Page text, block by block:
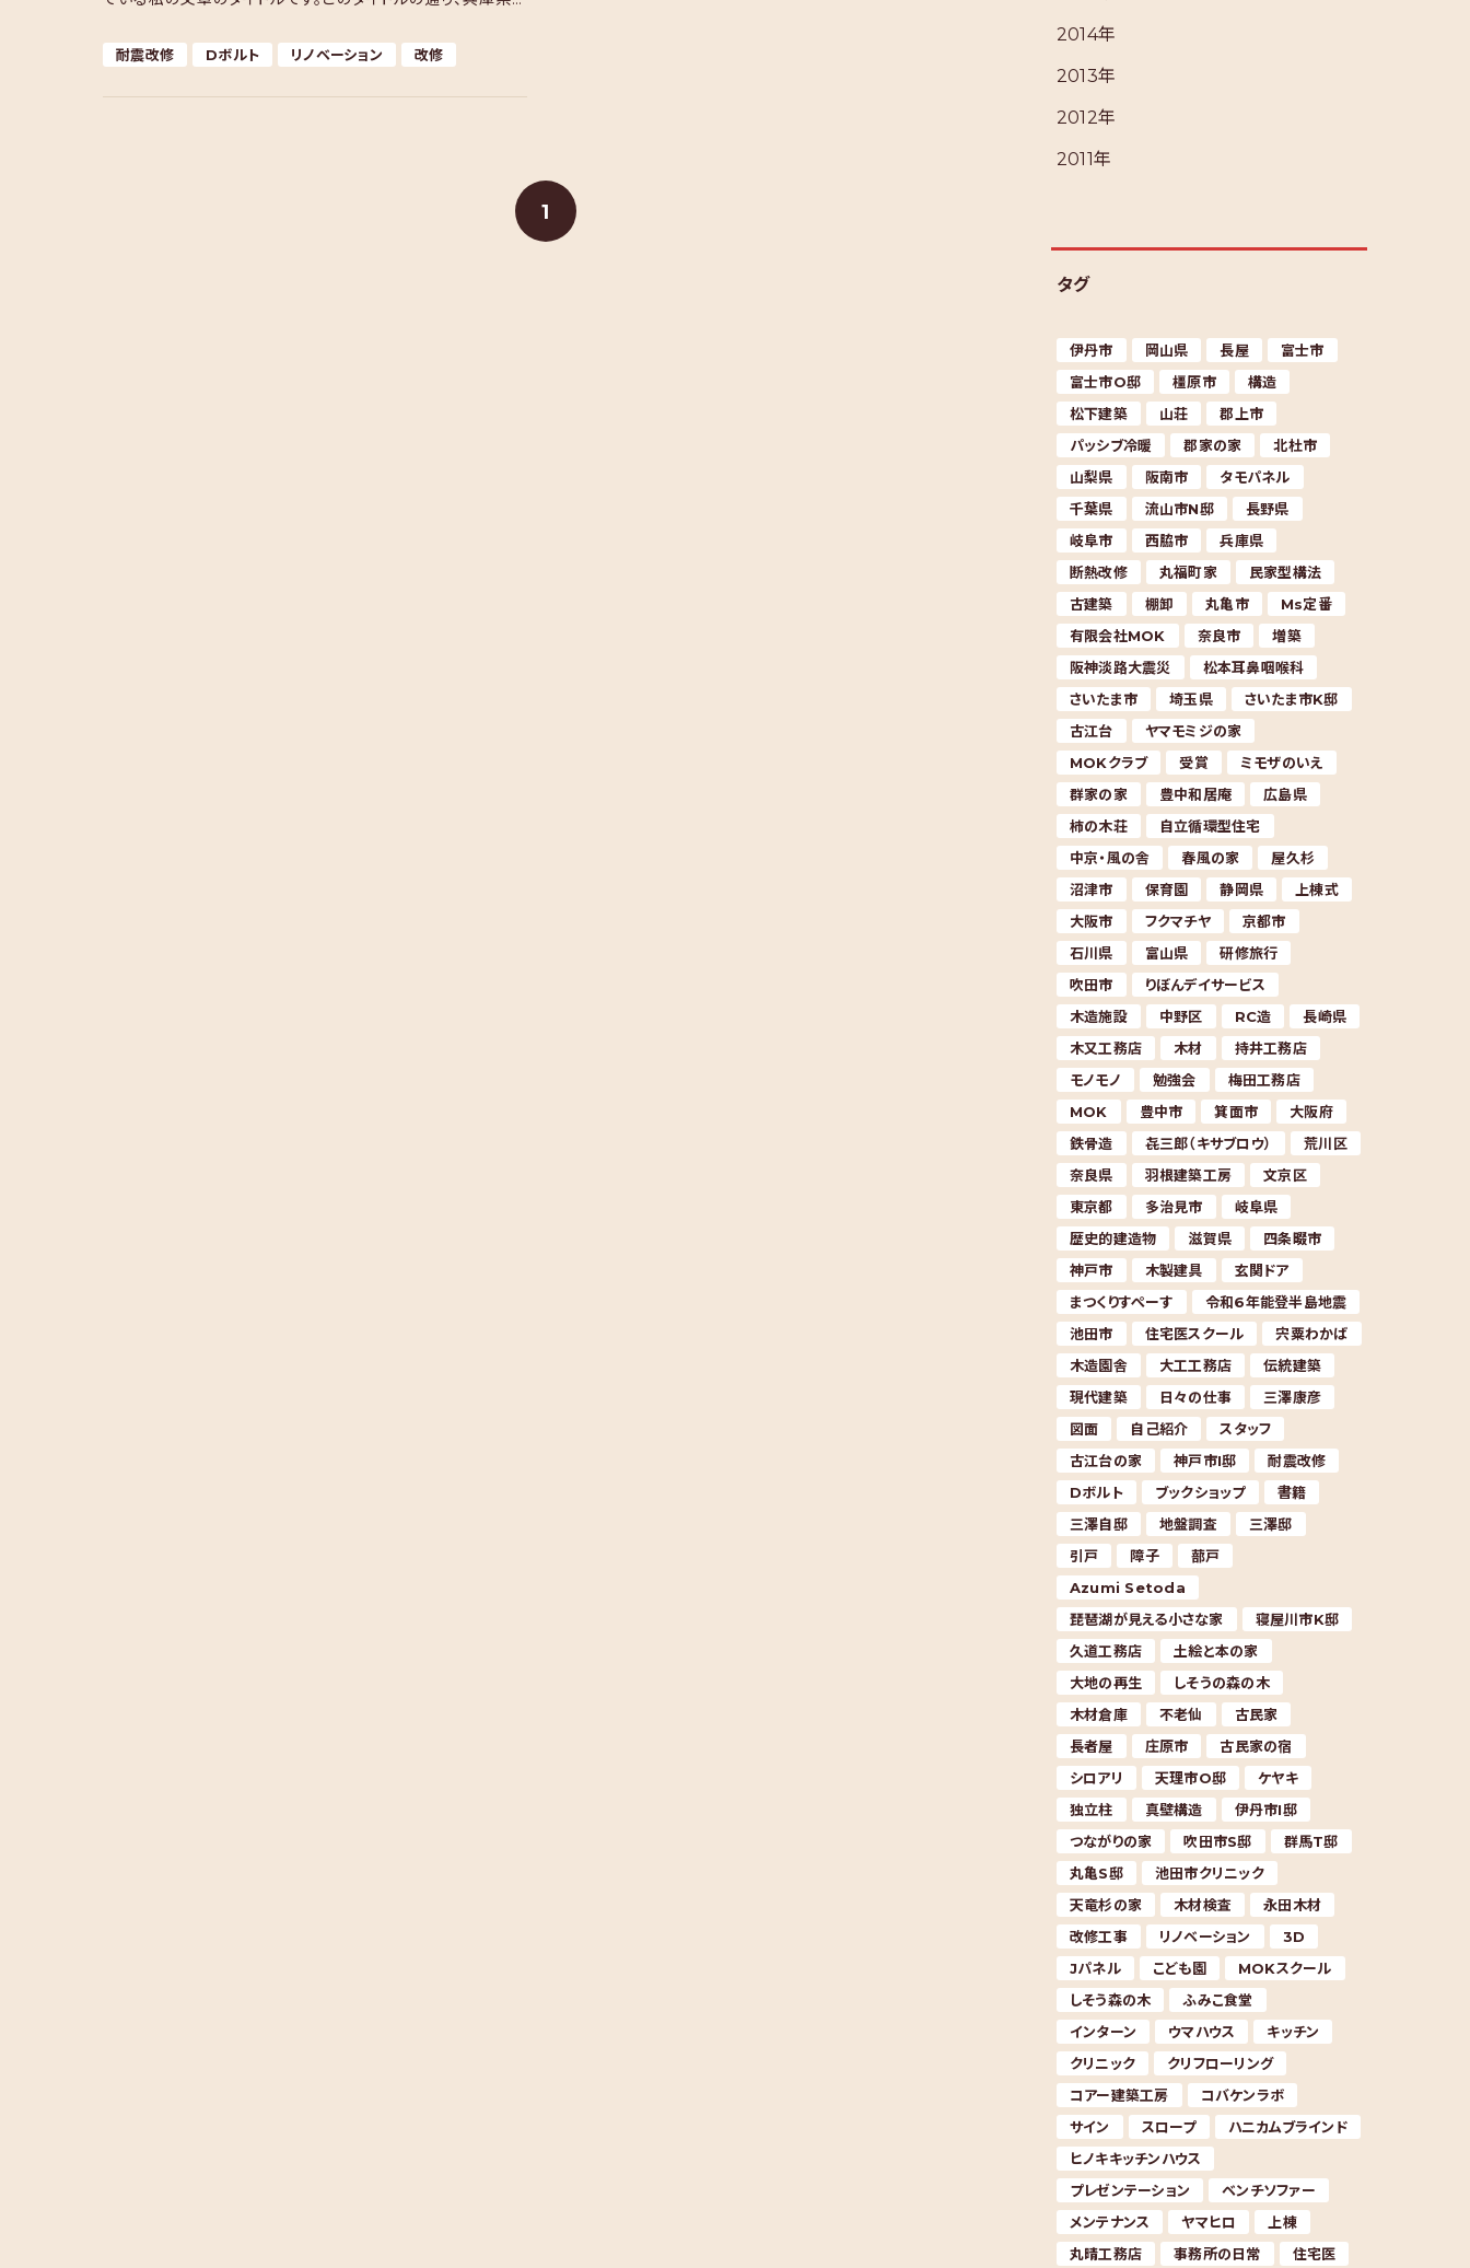
耐震改修 Dボルト リノベーション 改修
1
2014年
2013年
2012年
2011年
タグ
伊丹市 岡山県 長屋
富士市
富士市O邸
橿原市
構造
松下建築
山荘
郡上市
パッシブ冷暖
郡家の家
北杜市
山梨県
阪南市
タモパネル
千葉県
流山市N邸
長野県
岐阜市
西脇市
兵庫県
断熱改修
丸福町家
民家型構法
古建築
棚卸 丸亀市
Ms定番
有限会社MOK
奈良市
増築
阪神淡路大震災
松本耳鼻咽喉科
さいたま市
埼玉県
さいたま市K邸
古江台
ヤマモミジの家
MOKクラブ
受賞
ミモザのいえ
群家の家
豊中和居庵
広島県
柿の木荘
自立循環型住宅
中京・風の舎
春風の家
屋久杉
沼津市
保育園 静岡県
上棟式
大阪市
フクマチヤ
京都市
石川県
富山県
研修旅行
吹田市
りぼんデイサービス
木造施設
中野区 RC造
長崎県
木又工務店
木材
持井工務店
モノモノ
勉強会
梅田工務店
MOK
豊中市 箕面市
大阪府
鉄骨造
㐂三郎（キサブロウ）
荒川区
奈良県
羽根建築工房
文京区
東京都
多治見市
岐阜県
歴史的建造物
滋賀県
四条畷市
神戸市
木製建具
玄関ドア
まつくりすぺーす
令和6年能登半島地震
池田市
住宅医スクール
宍粟わかば
木造園舎
大工工務店
伝統建築
現代建築
日々の仕事
三澤康彦
図面
自己紹介
スタッフ
古江台の家
神戸市I邸
耐震改修
Dボルト
ブックショップ
書籍
三澤自邸
地盤調査
三澤邸
引戸
障子
蔀戸
Azumi Setoda
琵琶湖が見える小さな家
寝屋川市K邸
久道工務店
土絵と本の家
大地の再生
しそうの森の木
木材倉庫
不老仙
古民家
長者屋
庄原市
古民家の宿
シロアリ
天理市O邸
ケヤキ
独立柱
真壁構造
伊丹市I邸
つながりの家
吹田市S邸
群馬T邸
丸亀S邸
池田市クリニック
天竜杉の家
木材検査
永田木材
改修工事
リノベーション
3D
Jパネル
こども園
MOKスクール
しそう森の木
ふみこ食堂
インターン
ウマハウス
キッチン
クリニック
クリフローリング
コアー建築工房
コバケンラボ
サイン
スロープ
ハニカムブラインド
ヒノキキッチンハウス
プレゼンテーション
ベンチソファー
メンテナンス
ヤマヒロ
上棟
丸晴工務店
事務所の日常 住宅医